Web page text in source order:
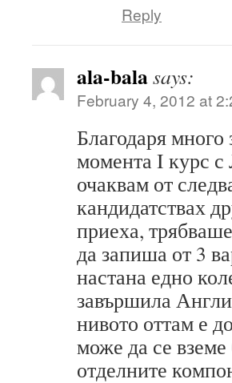
Reply
ala-balasays:
February 4, 2012 at
Благодаря много
момента I курс с
очаквам от
кандидатствах
приеха,
да запиша от 3
настана едно
завършила
нивото оттам е
може да се
отделните